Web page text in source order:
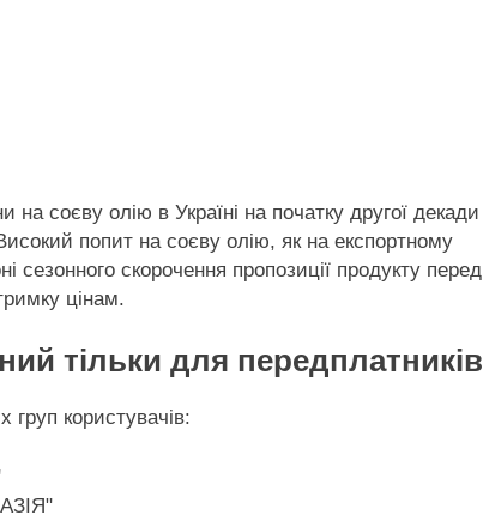
соєву олію в Україні на початку другої декади
попит на соєву олію, як на експортному
сезонного скорочення пропозиції продукту перед
цінам.
тільки для передплатників
груп користувачів: